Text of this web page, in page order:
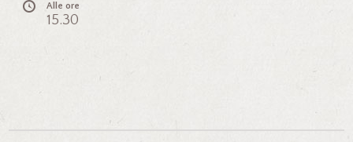
Alle ore
15.30